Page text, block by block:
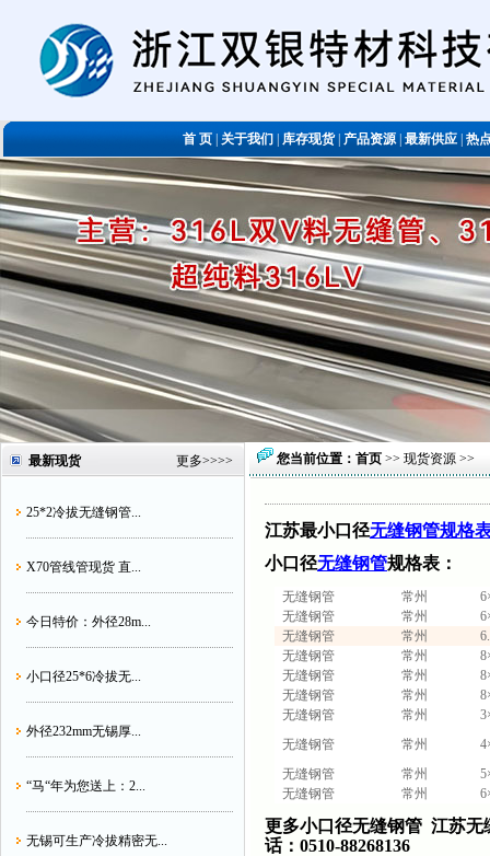
首 页关于我们库存现货|产品资源|最新供应|热
最新现货 更多>>>>
25*2冷拔无缝钢管...
X70管线管现货 直...
今日特价：外径28m...
小口径25*6冷拔无...
外径232mm无锡厚...
“马“年为您送上：2...
无锡可生产冷拔精密无...
您当前位置： 首页 >> 现货资源 >>
江苏最小口径无缝钢管规格
小口径无缝钢管规格表：
无缝钢管 常州
无缝钢管
常州
无缝钢管
常州
无缝钢管
常州
无缝钢管
常州
无缝钢管
常州
无缝钢管
常州
无缝钢管
常州
无缝钢管
常州
无缝钢管
常州
更多小口径无缝钢管 江苏
话：0510-88268136